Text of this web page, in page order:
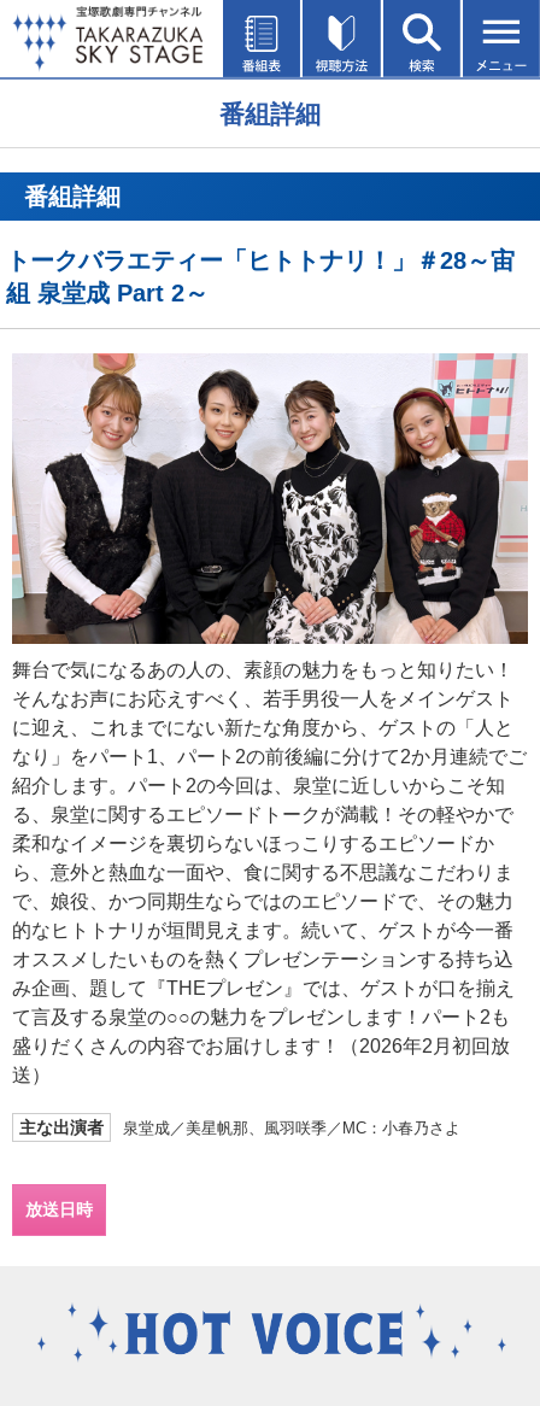
番組詳細
番組詳細
トークバラエティー「ヒトトナリ！」＃28～宙
組 泉堂成 Part 2～
舞台で気になるあの人の、素顔の魅力をもっと知りたい！
そんなお声にお応えすべく、若手男役一人をメインゲスト
に迎え、これまでにない新たな角度から、ゲストの「人と
なり」をパート1、パート2の前後編に分けて2か月連続でご
紹介します。パート2の今回は、泉堂に近しいからこそ知
る、泉堂に関するエピソードトークが満載！その軽やかで
柔和なイメージを裏切らないほっこりするエピソードか
ら、意外と熱血な一面や、食に関する不思議なこだわりま
で、娘役、かつ同期生ならではのエピソードで、その魅力
的なヒトトナリが垣間見えます。続いて、ゲストが今一番
オススメしたいものを熱くプレゼンテーションする持ち込
み企画、題して『THEプレゼン』では、ゲストが口を揃え
て言及する泉堂の○○の魅力をプレゼンします！パート2も
盛りだくさんの内容でお届けします！（2026年2月初回放
送）
主な出演者 泉堂成／美星帆那、風羽咲季／MC：小春乃さよ
放送日時